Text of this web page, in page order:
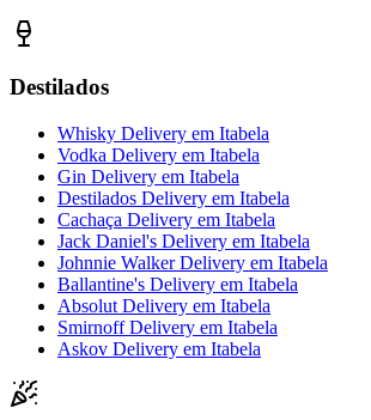
Destilados
Whisky Delivery em Itabela
Vodka Delivery em Itabela
Gin Delivery em Itabela
Destilados Delivery em Itabela
Cachaça Delivery em Itabela
Jack Daniel's Delivery em Itabela
Johnnie Walker Delivery em Itabela
Ballantine's Delivery em Itabela
Absolut Delivery em Itabela
Smirnoff Delivery em Itabela
Askov Delivery em Itabela